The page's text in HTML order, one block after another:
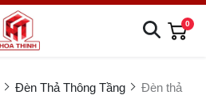
0
Đèn Thả Thông Tầng
Đèn thả